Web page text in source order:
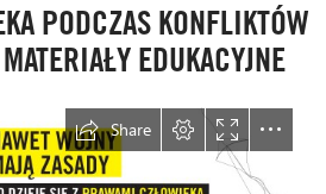
PODCZAS KONFLIKTÓW
EDUKACYJNE